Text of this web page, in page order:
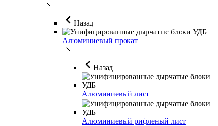
Назад
Алюминиевый прокат
Назад
Алюминиевый лист
Алюминиевый рифленый лист